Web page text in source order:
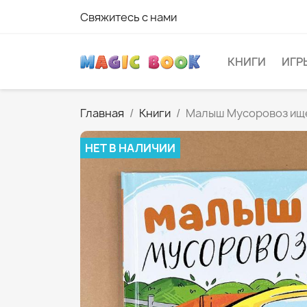
Свяжитесь с нами
КНИГИ
Главная Книги Малыш Мусоровоз
НЕТ В НАЛИЧИИ